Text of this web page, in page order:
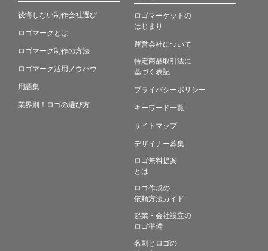
後悔しない制作会社選び
ロゴマークとは
ロゴマーク制作の方法
ロゴマーク活用ノウハウ
用語集
業界別！ロゴの選び方
ロゴマーケットの
はじまり
運営会社について
特定商品取引法に
基づく表記
プライバシーポリシー
キーワード一覧
サイトマップ
デザイナー募集
ロゴ無料提案
とは
ロゴ作成の
依頼方法ガイド
起業・会社設立の
ロゴ準備
名刺とロゴの